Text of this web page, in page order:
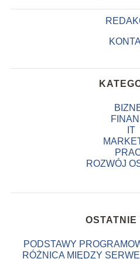
IT
ROZWÓJ
OSTATNIE
PODSTAWY
RÓŻNICA MIĘDZY